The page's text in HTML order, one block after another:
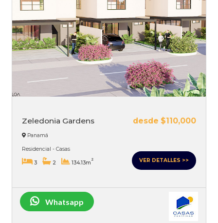
Zeledonia Gardens desde $110,000
Panamá
Residencial - Casas
3 2 134.13m
2 VER DETALLES >>
Whatsapp